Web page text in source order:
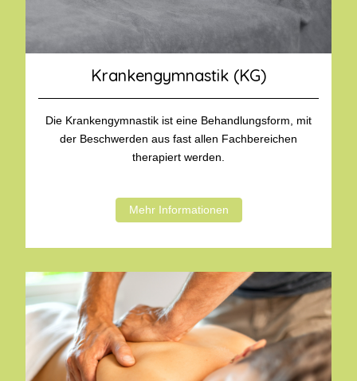
Krankengymnastik (KG)
Die Krankengymnastik ist eine Behandlungsform, mit
der Beschwerden aus fast allen Fachbereichen
therapiert werden.
Mehr Informationen